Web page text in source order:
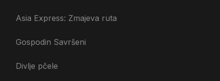
Asia Express: Zmajeva ruta
Gospodin Savršeni
Divlje pčele